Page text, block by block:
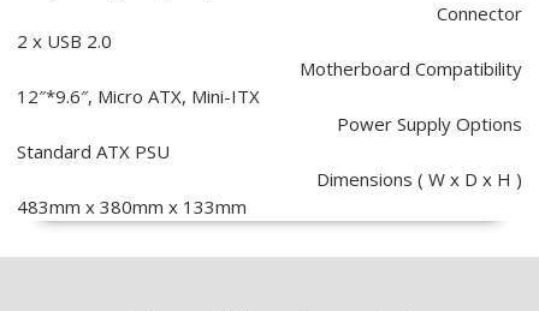
Connector
2 x USB 2.0
Motherboard Compatibility
12″*9.6″, Micro ATX, Mini-ITX
Power Supply Options
Standard ATX PSU
Dimensions ( W x D x H )
483mm x 380mm x 133mm